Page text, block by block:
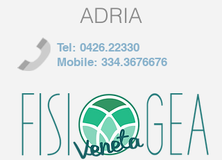
ADRIA
Tel: 0426.22330
Mobile: 334.3676676